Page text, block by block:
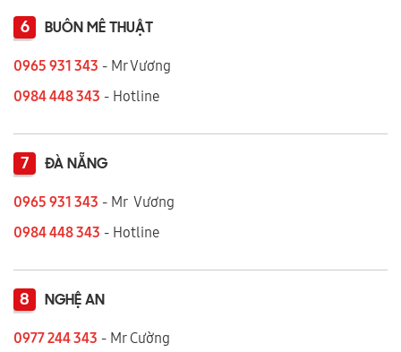
6 BUÔN MÊ THUẬT
0965 931 343 - Mr Vương
0984 448 343 - Hotline
7 ĐÀ NẴNG
0965 931 343 - Mr Vương
0984 448 343 - Hotline
8 NGHỆ AN
0977 244 343 - Mr Cường